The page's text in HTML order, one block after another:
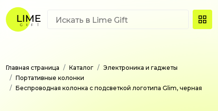
Главная страница Каталог
Электроника и гаджеты
Портативные колонки
Беспроводная колонка с подсветкой логотипа Glim, черная